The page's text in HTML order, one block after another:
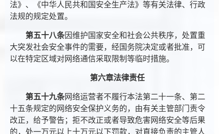
法》、《中华人民共和国安全生产法》等有关法律、行政
法规的规定处置。
第五十八条因维护国家安全和社会公共秩序，处置重
大突发社会安全事件的需要，经国务院决定或者批准，可
以在特定区域对网络通信采取限制等临时措施。
第六章法律责任
第五十九条网络运营者不履行本法第二十一条、第二
十五条规定的网络安全保护义务的，由有关主管部门责令
改正，给予警告；拒不改正或者导致危害网络安全等后果
的，处一万元以上十万元以下罚款，对直接负责的主管人